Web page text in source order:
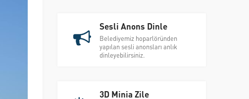
Sesli Anons Dinle
Belediyemiz hoparlöründen
yapılan sesli anonsları anlık
dinleyebilirsiniz.
3D Minia Zile